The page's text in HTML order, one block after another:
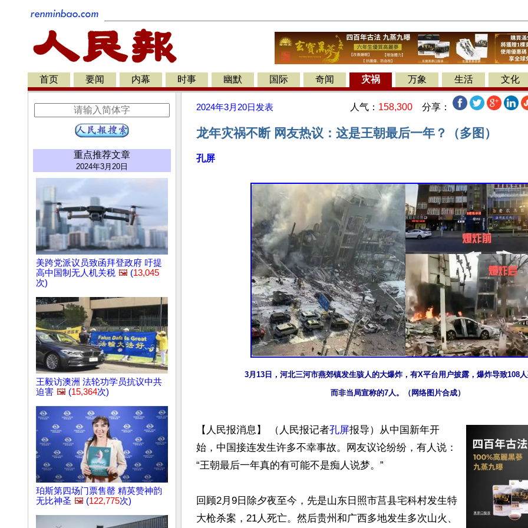
首页 要闻 内幕 时事 幽默 国际 奇闻 灾祸 万象 生活 文化
重点推荐文章
2024年3月20日
美跨党派议员致函拜登政府 吁提
高中国制无人机关税 🖼️ (13,045
次)
王毅访澳洲 法轮功学员抗议中共
迫害 🖼️ (15,364次)
珀斯第四场门票售罄 精英赞神韵
无比神圣 🖼️ (122,775次)
2024年3月20日 发表 人气： 158,300 分享：
龙年灾祸不断 网友热议：这是王朝最后一年？（多图）
孔屏
3月13日，河北三河市燕郊镇发生骇人的大爆炸，有X平台用户披露，爆炸导致108
而非当局宣称的7人。（网络图片合成）
【人民报消息】 （人民报记者孔屏报导）从中国新年开
始，中国接连发生许多不幸事故。网友议论纷纷，有人说：
“王朝最后一年真的有可能不是痴人说梦。”
回顾2月9日除夕夜至今，先是山东日照市莒县宅科村发生特
大枪杀案，21人死亡。然后贵州和广西多地发生多次山火、